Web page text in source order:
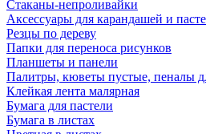
Стаканы-непроливайки
Аксессуары для карандашей и
Резцы по дереву
Папки для переноса рисунков
Планшеты и панели
Палитры, кюветы пустые, пеналы
Клейкая лента малярная
Бумага для пастели
Бумага в листах